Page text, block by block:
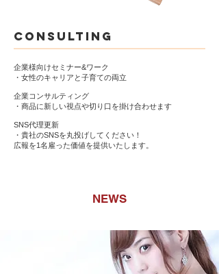
consulting
企業様向けセミナー&ワーク
・女性のキャリアと子育ての両立
企業コンサルティング
・ 商品に新しい視点や切り口を掛け合わせます
SNS代理更新
・ 貴社のSNSを丸投げしてください！
​広報を1名雇った価値を提供いたします。
NEWS